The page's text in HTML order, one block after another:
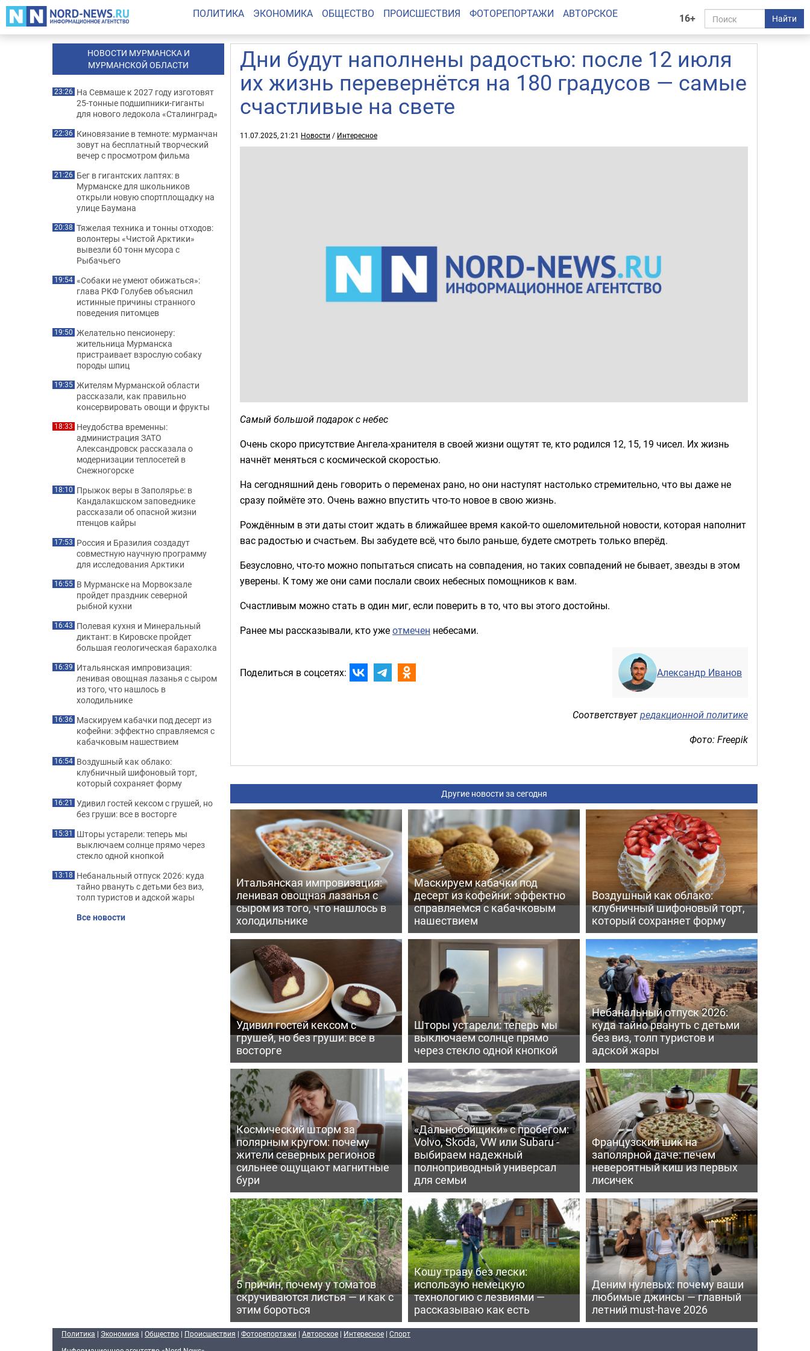
16+ Найти
ПОЛИТИКА ЭКОНОМИКА ОБЩЕСТВО ПРОИСШЕСТВИЯ ФОТОРЕПОРТАЖИ АВТОРСКОЕ
Дни будут наполнены радостью: после 12 июля
их жизнь перевернётся на 180 градусов — самые
счастливые на свете
11.07.2025, 21:21 Новости / Интересное
Самый большой подарок с небес
Очень скоро присутствие Ангела-хранителя в своей жизни ощутят те, кто родился 12, 15, 19 чисел. Их жизнь
начнёт меняться с космической скоростью.
На сегодняшний день говорить о переменах рано, но они наступят настолько стремительно, что вы даже не
сразу поймёте это. Очень важно впустить что-то новое в свою жизнь.
Рождённым в эти даты стоит ждать в ближайшее время какой-то ошеломительной новости, которая наполнит
вас радостью и счастьем. Вы забудете всё, что было раньше, будете смотреть только вперёд.
Безусловно, что-то можно попытаться списать на совпадения, но таких совпадений не бывает, звезды в этом
уверены. К тому же они сами послали своих небесных помощников к вам.
Счастливым можно стать в один миг, если поверить в то, что вы этого достойны.
Ранее мы рассказывали, кто ужеотмечен небесами.
Поделиться в соцсетях: Александр Иванов
Соответствуетредакционной политике
Фото: Freepik
Другие новости за сегодня
Итальянская импровизация:
ленивая овощная лазанья с
сыром из того, что нашлось в
холодильнике
Маскируем кабачки под
десерт из кофейни: эффектно
справляемся с кабачковым
нашествием
Воздушный как облако:
клубничный шифоновый торт,
который сохраняет форму
Удивил гостей кексом с
грушей, но без груши: все в
восторге
Шторы устарели: теперь мы
выключаем солнце прямо
через стекло одной кнопкой
Небанальный отпуск 2026:
куда тайно рвануть с детьми
без виз, толп туристов и
адской жары
Космический шторм за
полярным кругом: почему
жители северных регионов
сильнее ощущают магнитные
бури
«Дальнобойщики» с пробегом:
Volvo, Skoda, VW или Subaru -
выбираем надежный
полноприводный универсал
для семьи
Французский шик на
заполярной даче: печем
невероятный киш из первых
лисичек
5 причин, почему у томатов
скручиваются листья — и как с
этим бороться
Кошу траву без лески:
использую немецкую
технологию с лезвиями —
рассказываю как есть
Деним нулевых: почему ваши
любимые джинсы — главный
летний must-have 2026
НОВОСТИ МУРМАНСКА И
МУРМАНСКОЙ ОБЛАСТИ
23:26 На Севмаше к 2027 году изготовят
25-тонные подшипники-гиганты
для нового ледокола «Сталинград»
22:36 Киновязание в темноте: мурманчан
зовут на бесплатный творческий
вечер с просмотром фильма
21:26 Бег в гигантских лаптях: в
Мурманске для школьников
открыли новую спортплощадку на
улице Баумана
20:38 Тяжелая техника и тонны отходов:
волонтеры «Чистой Арктики»
вывезли 60 тонн мусора с
Рыбачьего
19:54 «Собаки не умеют обижаться»:
глава РКФ Голубев объяснил
истинные причины странного
поведения питомцев
19:50 Желательно пенсионеру:
жительница Мурманска
пристраивает взрослую собаку
породы шпиц
19:35 Жителям Мурманской области
рассказали, как правильно
консервировать овощи и фрукты
18:33 Неудобства временны:
администрация ЗАТО
Александровск рассказала о
модернизации теплосетей в
Снежногорске
18:10 Прыжок веры в Заполярье: в
Кандалакшском заповеднике
рассказали об опасной жизни
птенцов кайры
17:53 Россия и Бразилия создадут
совместную научную программу
для исследования Арктики
16:55 В Мурманске на Морвокзале
пройдет праздник северной
рыбной кухни
16:43 Полевая кухня и Минеральный
диктант: в Кировске пройдет
большая геологическая барахолка
16:39 Итальянская импровизация:
ленивая овощная лазанья с сыром
из того, что нашлось в
холодильнике
16:36 Маскируем кабачки под десерт из
кофейни: эффектно справляемся с
кабачковым нашествием
16:54 Воздушный как облако:
клубничный шифоновый торт,
который сохраняет форму
16:21 Удивил гостей кексом с грушей, но
без груши: все в восторге
15:31 Шторы устарели: теперь мы
выключаем солнце прямо через
стекло одной кнопкой
13:18 Небанальный отпуск 2026: куда
тайно рвануть с детьми без виз,
толп туристов и адской жары
Все новости
Политика | Экономика | Общество | Происшествия | Фоторепортажи | Авторское | Интересное | Спорт